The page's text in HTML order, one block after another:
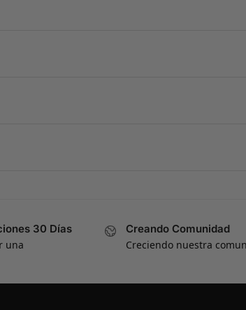
30 Días
una
Creando Comunidad
Creciendo nuestra